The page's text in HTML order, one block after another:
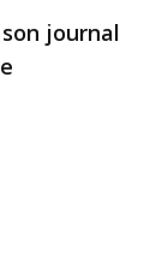
journal